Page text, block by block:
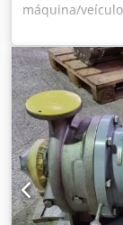
máquina/
Hyco ML-348
207/1 | p-173/2
unidades em